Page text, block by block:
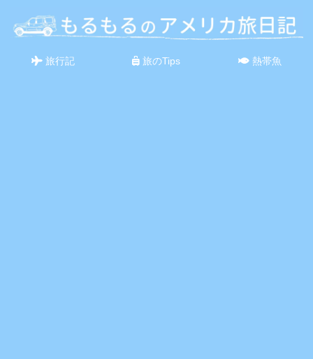
旅行記 旅のTips 熱帯魚